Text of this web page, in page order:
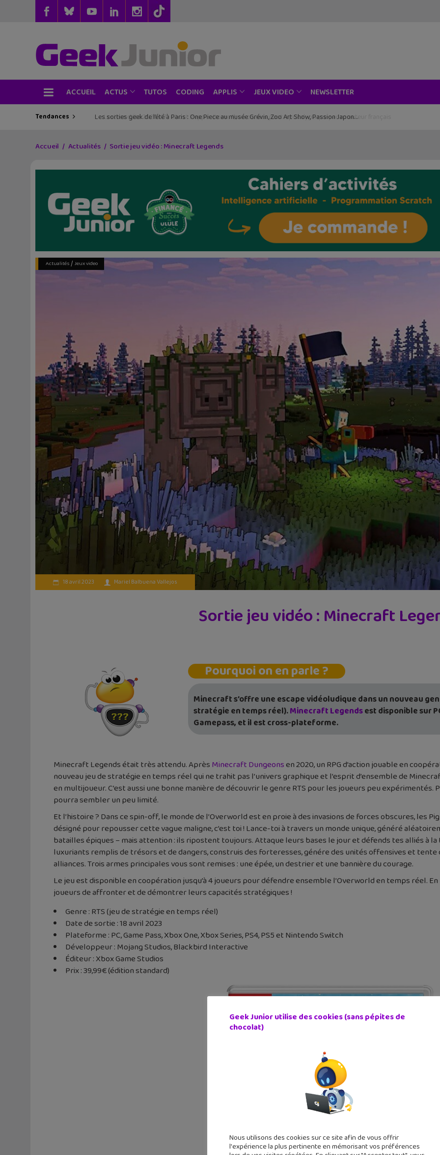
ACCUEIL ACTUS TUTOS CODING APPLIS JEUX VIDEO NEWSLETTER
Tendances Les sorties geek de l’été à Paris : One Piece au musée Grévin, Zoo Art Show, Passion Japon…
Accueil Actualités Sortie jeu vidéo : Minecraft Legends
Actualités/ Jeux video
18 avril 2023 Mariel Balbuena Vallejos
Sortie jeu vidéo : Minecraft
Pourquoi on en parle ?
Minecraft s’offre une escape vidéoludique dans un nouveau
stratégie en temps réel).Minecraft Legendsest disponible sur
Gamepass, et il est cross-plateforme.
Minecraft Legends était très attendu. AprèsMinecraft Dungeonsen 2020, un RPG d’action jouable en
nouveau jeu de stratégie en temps réel qui ne trahit pas l’univers graphique et l’esprit d’ensemble de
en multijoueur. C’est aussi une bonne manière de découvrir le genre RTS pour les joueurs peu expérimentés.
pourra sembler un peu limité.
Et l’histoire ? Dans ce spin-off, le monde de l’Overworld est en proie à des invasions de forces obscures, les
désigné pour repousser cette vague maligne, c’est toi ! Lance-toi à travers un monde unique, généré
batailles épiques – mais attention : ils ripostent toujours. Attaque leurs bases le jour et défends tes alliés à
luxuriants remplis de trésors et de dangers, construis des forteresses, génére des unités offensives et tente
alliances. Trois armes principales vous sont remises : une épée, un destrier et une bannière du courage.
Le jeu est disponible en coopération jusqu’à 4 joueurs pour défendre ensemble l’Overworld en temps réel.
joueurs de affronter et de démontrer leurs capacités stratégiques !
Genre : RTS (jeu de stratégie en temps réel)
Date de sortie : 18 avril 2023
Plateforme : PC, Game Pass, Xbox One, Xbox Series, PS4, PS5 et Nintendo Switch
Développeur : Mojang Studios, Blackbird Interactive
Éditeur : Xbox Game Studios
Prix : 39,99€ (édition standard)
Geek Junior utilise des cookies (sans pépites de
chocolat)
Nous utilisons des cookies sur ce site afin de vous offrir
l'expérience la plus pertinente en mémorisant vos préférences